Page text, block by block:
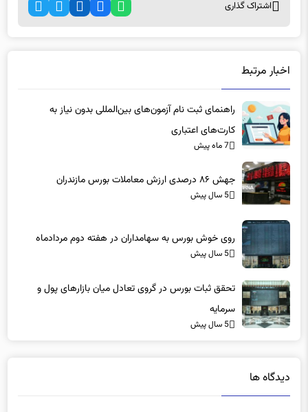
اشتراک گذاری
اخبار مرتبط
راهنمای ثبت نام آزمون‌های بین‌المللی بدون نیاز به
کارت‌های اعتباری
7 ماه پیش
جهش ۸۶ درصدی ارزش معاملات بورس مازندران
5 سال پیش
روی خوش بورس به سهامداران در هفته دوم مردادماه
5 سال پیش
تحقق ثبات بورس در گروی تعادل میان بازارهای پول و
سرمایه
5 سال پیش
دیدگاه ها